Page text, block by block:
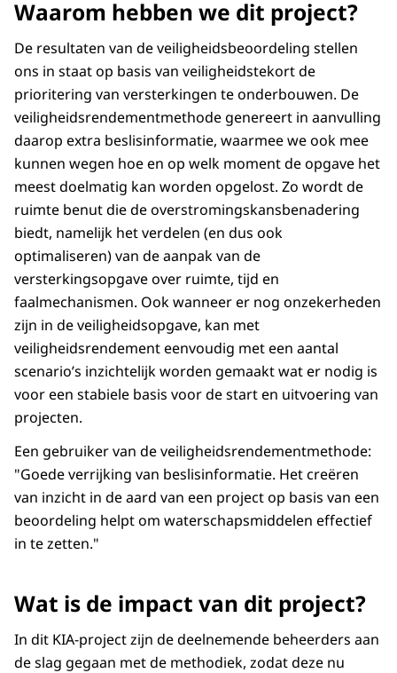
Waarom hebben we dit project?
De resultaten van de veiligheidsbeoordeling stellen
ons in staat op basis van veiligheidstekort de
prioritering van versterkingen te onderbouwen. De
veiligheidsrendementmethode genereert in aanvulling
daarop extra beslisinformatie, waarmee we ook mee
kunnen wegen hoe en op welk moment de opgave het
meest doelmatig kan worden opgelost. Zo wordt de
ruimte benut die de overstromingskansbenadering
biedt, namelijk het verdelen (en dus ook
optimaliseren) van de aanpak van de
versterkingsopgave over ruimte, tijd en
faalmechanismen. Ook wanneer er nog onzekerheden
zijn in de veiligheidsopgave, kan met
veiligheidsrendement eenvoudig met een aantal
scenario’s inzichtelijk worden gemaakt wat er nodig is
voor een stabiele basis voor de start en uitvoering van
projecten.
Een gebruiker van de veiligheidsrendementmethode:
"Goede verrijking van beslisinformatie. Het creëren
van inzicht in de aard van een project op basis van een
beoordeling helpt om waterschapsmiddelen effectief
in te zetten."
Wat is de impact van dit project?
In dit KIA-project zijn de deelnemende beheerders aan
de slag gegaan met de methodiek, zodat deze nu